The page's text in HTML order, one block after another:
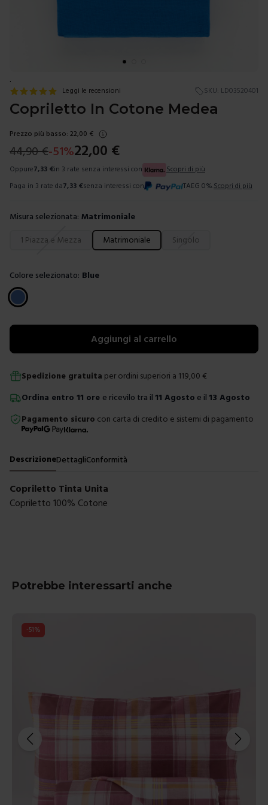
.
Leggi le recensioni SKU: LD03520401
Copriletto In Cotone Medea
Prezzo più basso: 22,00 €
44,90€-51%22,00 €
Oppure7,33 €in 3 rate senza interessi con
Scopri di più
Paga in 3 rate da7,33 €senza interessi con TAEG 0%. Scopri di più
Misura selezionata: Matrimoniale
Scegli una misura
1 Piazza e Mezza Matrimoniale Singolo
Colore selezionato: Blue
Scegli un colore
Aggiungi al carrello
Spedizione gratuita per ordini superiori a 119,00 €
Ordina entro 11 ore e ricevilo tra il 11 Agosto e il 13 Agosto
Pagamento sicuro con carta di credito e sistemi di pagamento
DescrizioneDettagliConformità
Copriletto Tinta Unita
Copriletto 100% Cotone
Potrebbe interessarti anche
-51%